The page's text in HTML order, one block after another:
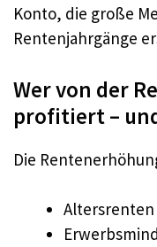
Konto, die große
Rentenjahrgänge
Wer von der
profitiert –
Die
Altersrenten